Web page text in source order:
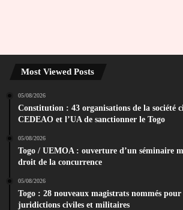
Most Viewed Posts
05/08/2026
Constitution : 43 organisations de la société
CEDEAO et l’UA de sanctionner le Togo
05/08/2026
Togo / UEMOA : ouverture d’un séminaire
droit de la concurrence
05/08/2026
Togo : 28 nouveaux magistrats nommés
juridictions civiles et militaires